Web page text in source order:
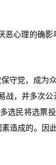
心理的确
守党，成为
战，并多次
选民将选票
造成的。因